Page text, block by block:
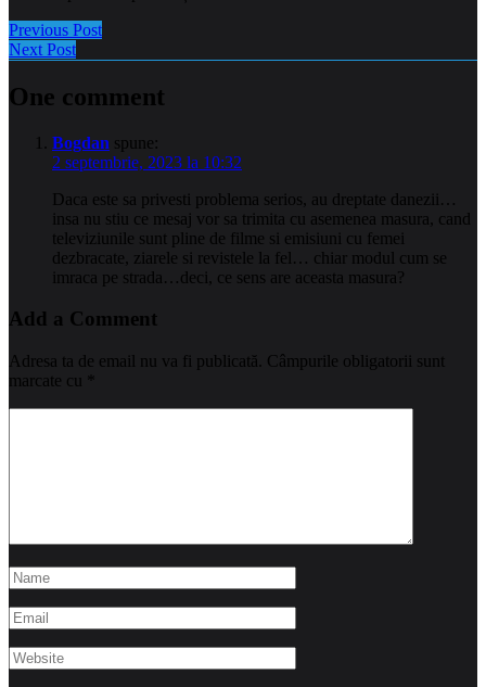
Previous Post
Next Post
One comment
Bogdan spune:
2 septembrie, 2023 la 10:32
Daca este sa privesti problema serios, au dreptate danezii…
insa nu stiu ce mesaj vor sa trimita cu asemenea masura, cand
televiziunile sunt pline de filme si emisiuni cu femei
dezbracate, ziarele si revistele la fel… chiar modul cum se
imraca pe strada…deci, ce sens are aceasta masura?
Add a Comment
Adresa ta de email nu va fi publicată. Câmpurile obligatorii sunt
marcate cu